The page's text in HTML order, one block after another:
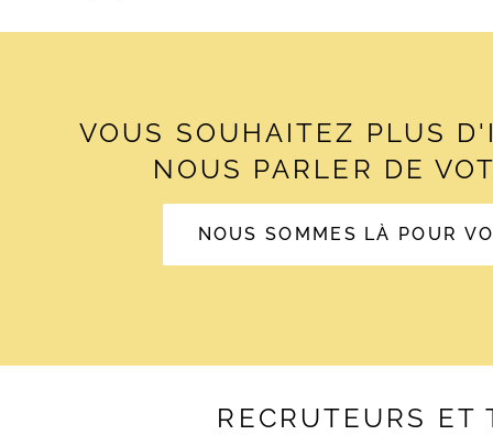
VOUS SOUHAITEZ PLUS
NOUS PARLER DE
NOUS SOMMES LÀ POUR
RECRUTEURS ET